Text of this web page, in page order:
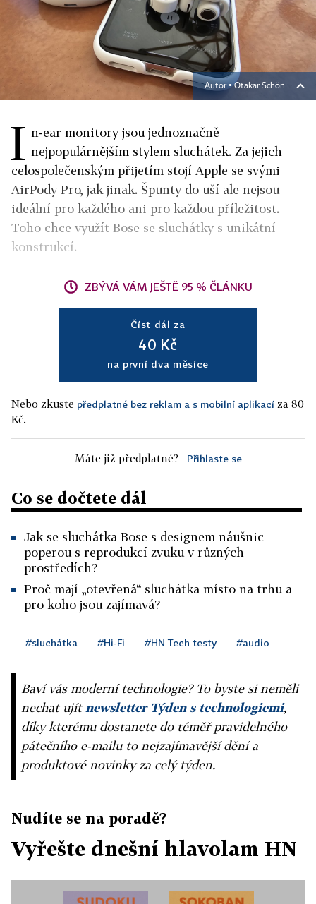
Autor ▪Otakar Schön
I n-ear monitory jsou jednoznačně
nejpopulárnějším stylem sluchátek. Za jejich
celospolečenským přijetím stojí Apple se svými
AirPody Pro, jak jinak. Špunty do uší ale nejsou
ideální pro každého ani pro každou příležitost.
Toho chce využít Bose se sluchátky s unikátní
konstrukcí.
ZBÝVÁ VÁM JEŠTĚ 95 % ČLÁNKU
Číst dál za
40 Kč
na první dva měsíce
Nebo zkuste předplatné bez reklam a s mobilní aplikací za 80
Kč.
Máte již předplatné? Přihlaste se
Co se dočtete dál
Jak se sluchátka Bose s designem náušnic
poperou s reprodukcí zvuku v různých
prostředích?
Proč mají „otevřená“ sluchátka místo na trhu a
pro koho jsou zajímavá?
#sluchátka #Hi-Fi #HN Tech testy #audio
Baví vás moderní technologie? To byste si neměli
nechat ujít newsletter Týden s technologiemi,
díky kterému dostanete do téměř pravidelného
pátečního e-mailu to nejzajímavější dění a
produktové novinky za celý týden.
Nudíte se na poradě?
Vyřešte dnešní hlavolam HN